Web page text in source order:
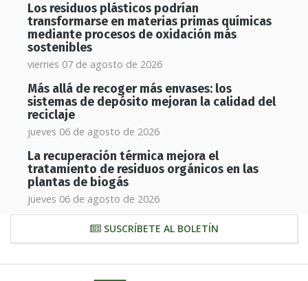
Los residuos plásticos podrían
transformarse en materias primas químicas
mediante procesos de oxidación más
sostenibles
viernes 07 de agosto de 2026
Más allá de recoger más envases: los
sistemas de depósito mejoran la calidad del
reciclaje
jueves 06 de agosto de 2026
La recuperación térmica mejora el
tratamiento de residuos orgánicos en las
plantas de biogás
jueves 06 de agosto de 2026
SUSCRÍBETE AL BOLETÍN